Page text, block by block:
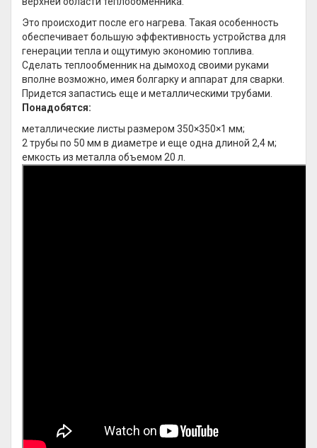
Это происходит после его нагрева. Такая особенность
обеспечивает большую эффективность устройства для
генерации тепла и ощутимую экономию топлива.
Сделать теплообменник на дымоход своими руками
вполне возможно, имея болгарку и аппарат для сварки.
Придется запастись еще и металлическими трубами.
Понадобятся:
металлические листы размером 350×350×1 мм;
2 трубы по 50 мм в диаметре и еще одна длиной 2,4 м;
емкость из металла объемом 20 л.